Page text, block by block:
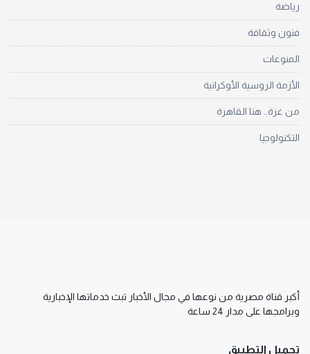
رياضة
فنون وثقافة
المنوعات
الأزمة الروسية الأوكرانية
من غزة.. هنا القاهرة
التكنولوجيا
أكبر قناة مصرية من نوعها في مجال الأخبار تبث خدماتها الإخبارية
وبرامجها على مدار 24 ساعة
تحميل التطبيق